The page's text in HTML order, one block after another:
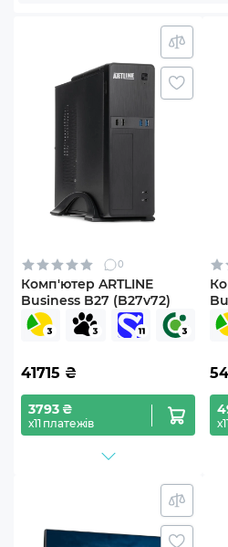
0
Комп'ютер ARTLINE
Business B27 (B27v72)
41715 ₴
3793 ₴
х11 платежів